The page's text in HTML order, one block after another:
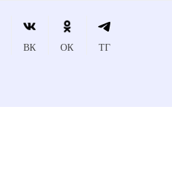
ВК ОК ТГ